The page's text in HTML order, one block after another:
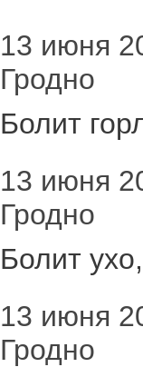
13 июня
Гродно
Болит
13 июня
Гродно
Болит
13 июня
Гродно